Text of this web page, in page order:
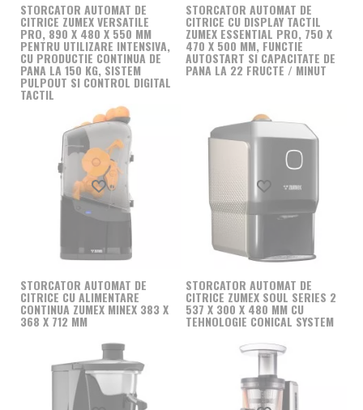
bucatarie profesionala, indiferent de tipul de local
deservit, permitandu-va sa variati oferta si sa obtineti
productivitate maxima, in orice conditii si indiferent de
numarul de clienti.
Un storcator de fructe profesional, precum cele regasite
in oferta Fresco Expert, are urmatoarele caracteristici:
- viteza mare, constanta (de ordinul miilor de rotatii pe
minut);
- sistem de siguranta magnetic si franare motor;
- viteza de extractie mare (de ordinul sutelor de litri pe ora);
suc proaspat la fiecare 5-10 secunde;
- livrat impreuna cu accesorii precum recipient de colectare a
pulpei, tava de scurgere etc.
La randul sau, un storcator de fructe si legume
profesional (2 in 1), gasit pe "rafturile" virtuale ale
STORCATOR AUTOMAT DE
CITRICE ZUMEX VERSATILE
PRO, 890 X 480 X 550 MM
PENTRU UTILIZARE INTENSIVA,
CU PRODUCTIE CONTINUA DE
PANA LA 150 KG, SISTEM
PULPOUT SI CONTROL DIGITAL
TACTIL
STORCATOR AUTOMAT DE
CITRICE CU DISPLAY TACTIL
ZUMEX ESSENTIAL PRO, 750 X
470 X 500 MM, FUNCTIE
AUTOSTART SI CAPACITATE DE
PANA LA 22 FRUCTE / MINUT
Produs favorit
STORCATOR AUTOMAT DE
CITRICE CU ALIMENTARE
CONTINUA ZUMEX MINEX 383 X
368 X 712 MM
STORCATOR AUTOMAT DE
CITRICE ZUMEX SOUL SERIES 2
537 X 300 X 480 MM CU
TEHNOLOGIE CONICAL SYSTEM
Produs favorit Produs favorit